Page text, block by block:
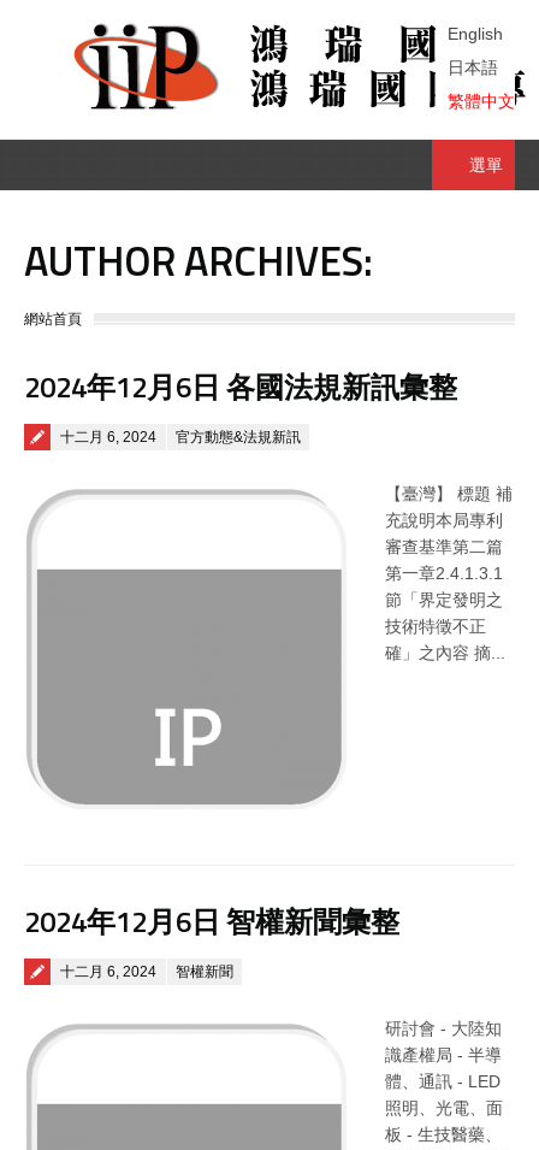
English
日本語
繁體中文
選單
AUTHOR ARCHIVES:
You are here:
網站首頁
2024年12月6日 各國法規新訊彙整
Posted on
十二月 6, 2024 官方動態&法規新訊
【臺灣】 標題 補
充說明本局專利
審查基準第二篇
第一章2.4.1.3.1
節「界定發明之
技術特徵不正
確」之內容 摘...
2024年12月6日 智權新聞彙整
Posted on
十二月 6, 2024 智權新聞
研討會 - 大陸知
識產權局 - 半導
體、通訊 - LED
照明、光電、面
板 - 生技醫藥、